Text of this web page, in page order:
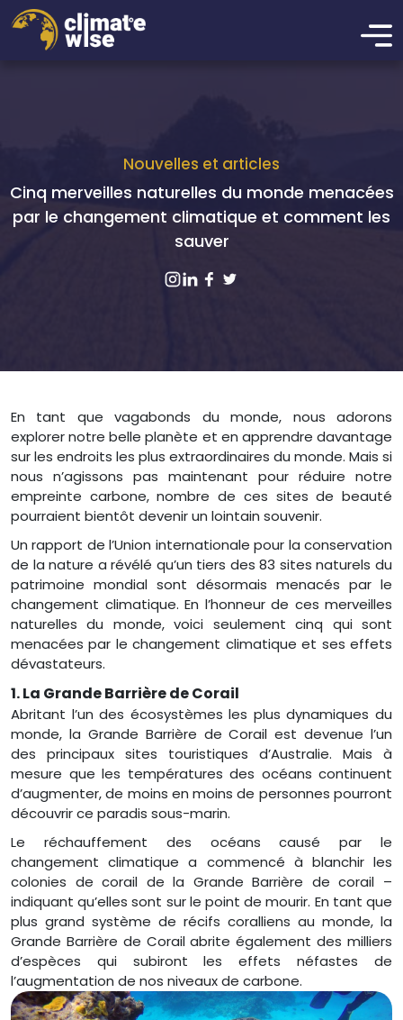
Nouvelles et articles
Cinq merveilles naturelles du monde menacées
par le changement climatique et comment les
sauver
En tant que vagabonds du monde, nous adorons
explorer notre belle planète et en apprendre davantage
sur les endroits les plus extraordinaires du monde. Mais si
nous n’agissons pas maintenant pour réduire notre
empreinte carbone, nombre de ces sites de beauté
pourraient bientôt devenir un lointain souvenir.
Un rapport de l’Union internationale pour la conservation
de la nature a révélé qu’un tiers des 83 sites naturels du
patrimoine mondial sont désormais menacés par le
changement climatique. En l’honneur de ces merveilles
naturelles du monde, voici seulement cinq qui sont
menacées par le changement climatique et ses effets
dévastateurs.
1. La Grande Barrière de Corail
Abritant l’un des écosystèmes les plus dynamiques du
monde, la Grande Barrière de Corail est devenue l’un
des principaux sites touristiques d’Australie. Mais à
mesure que les températures des océans continuent
d’augmenter, de moins en moins de personnes pourront
découvrir ce paradis sous-marin.
Le réchauffement des océans causé par le
changement climatique a commencé à blanchir les
colonies de corail de la Grande Barrière de corail –
indiquant qu’elles sont sur le point de mourir. En tant que
plus grand système de récifs coralliens au monde, la
Grande Barrière de Corail abrite également des milliers
d’espèces qui subiront les effets néfastes de
l’augmentation de nos niveaux de carbone.